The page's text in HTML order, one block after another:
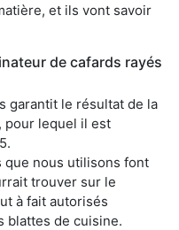
et ils vont savoir
de cafards rayés
garantit le résultat de la
pour lequel il est
nous utilisons font
trouver sur le
à fait autorisés
blattes de cuisine.